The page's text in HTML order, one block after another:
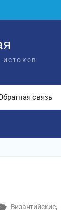
связь
Византийские,